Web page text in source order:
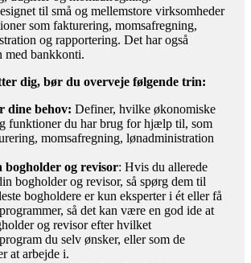
til små og mellemstore virksomheder
som fakturering, momsafregning,
og rapportering. Det har også
med bankkonti.
dig, bør du overveje følgende trin:
dine behov: Definer, hvilke økonomiske
funktioner du har brug for hjælp til, som
momsafregning, lønadministration
bogholder og revisor: Hvis du allerede
bogholder og revisor, så spørg dem til
bogholdere er kun eksperter i ét eller få
så det kan være en god ide at
og revisor efter hvilket
du selv ønsker, eller som de
at arbejde i.